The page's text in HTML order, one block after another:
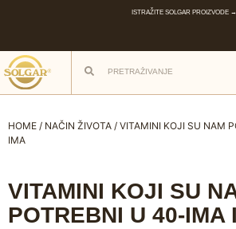
ISTRAŽITE SOLGAR PROIZVODE →
HOME / NAČIN ŽIVOTA / VITAMINI KOJI SU NAM
IMA
VITAMINI KOJI SU
POTREBNI U 40-IMA